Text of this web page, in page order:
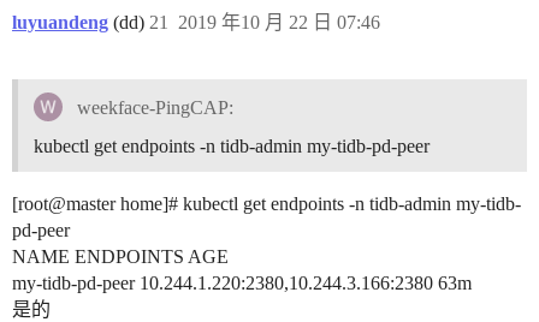
luyuandeng (dd) 2019 年10 月 22 日 07:46
21
weekface-PingCAP:
kubectl get endpoints -n tidb-admin my-tidb-pd-peer
[root@master home]# kubectl get endpoints -n tidb-admin my-tidb-
pd-peer
NAME ENDPOINTS AGE
my-tidb-pd-peer 10.244.1.220:2380,10.244.3.166:2380 63m
是的